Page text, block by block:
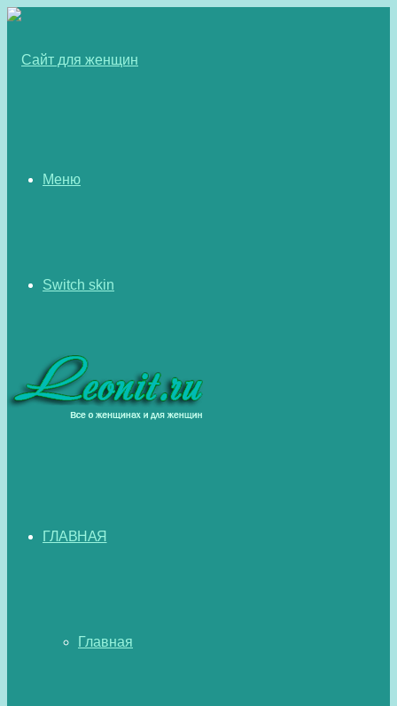
Меню
Switch skin
ГЛАВНАЯ
Главная